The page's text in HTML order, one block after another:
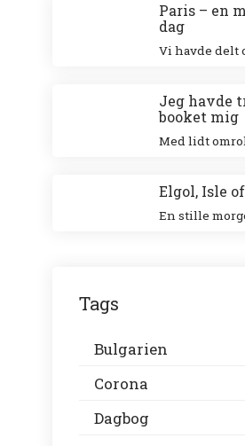
Paris – en
dag
Jeg havde
booket mig
Elgol, Isle
Tags
Bulgarien
Corona
Dagbog